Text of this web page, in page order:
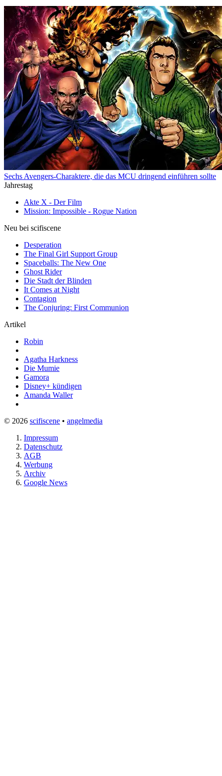
Sechs Avengers-Charaktere, die das MCU dringend einführen sollte
Jahrestag
Akte X - Der Film
Mission: Impossible - Rogue Nation
Neu bei scifiscene
Desperation
The Final Girl Support Group
Spaceballs: The New One
Ghost Rider
Die Stadt der Blinden
It Comes at Night
Contagion
The Conjuring: First Communion
Artikel
Robin
Agatha Harkness
Die Mumie
Gamora
Disney+ kündigen
Amanda Waller
© 2026 scifiscene • angelmedia
Impressum
Datenschutz
AGB
Werbung
Archiv
Google News